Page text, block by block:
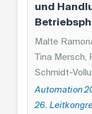
und
Malte
Tina
Schmidt-
Automation
26.